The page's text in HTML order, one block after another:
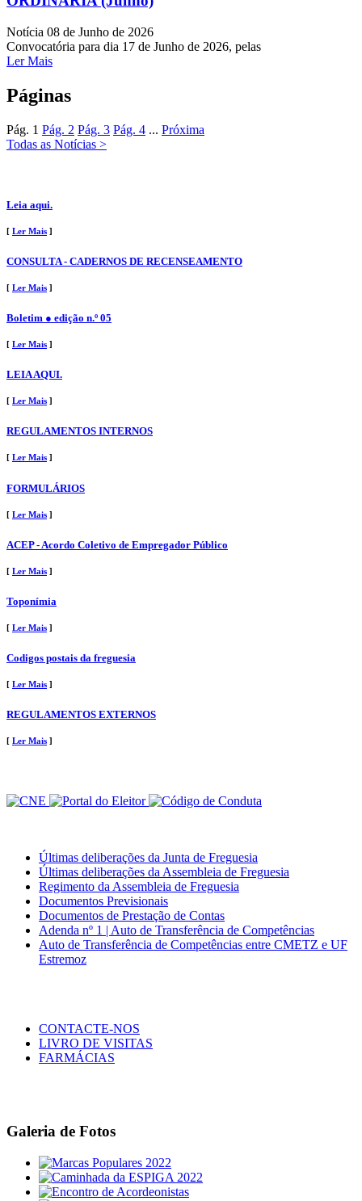
Notícia 08 de Junho de 2026
Convocatória para dia 17 de Junho de 2026, pelas
Ler Mais
Páginas
Pág. 1 Pág. 2 Pág. 3 Pág. 4 ... Próxima
Todas as Notícias >
Leia aqui.
[ Ler Mais ]
CONSULTA - CADERNOS DE RECENSEAMENTO
[ Ler Mais ]
Boletim ● edição n.º 05
[ Ler Mais ]
LEIA AQUI.
[ Ler Mais ]
REGULAMENTOS INTERNOS
[ Ler Mais ]
FORMULÁRIOS
[ Ler Mais ]
ACEP - Acordo Coletivo de Empregador Público
[ Ler Mais ]
Toponímia
[ Ler Mais ]
Codigos postais da freguesia
[ Ler Mais ]
REGULAMENTOS EXTERNOS
[ Ler Mais ]
Últimas deliberações da Junta de Freguesia
Últimas deliberações da Assembleia de Freguesia
Regimento da Assembleia de Freguesia
Documentos Previsionais
Documentos de Prestação de Contas
Adenda nº 1 | Auto de Transferência de Competências
Auto de Transferência de Competências entre CMETZ e UF
Estremoz
CONTACTE-NOS
LIVRO DE VISITAS
FARMÁCIAS
Galeria de Fotos